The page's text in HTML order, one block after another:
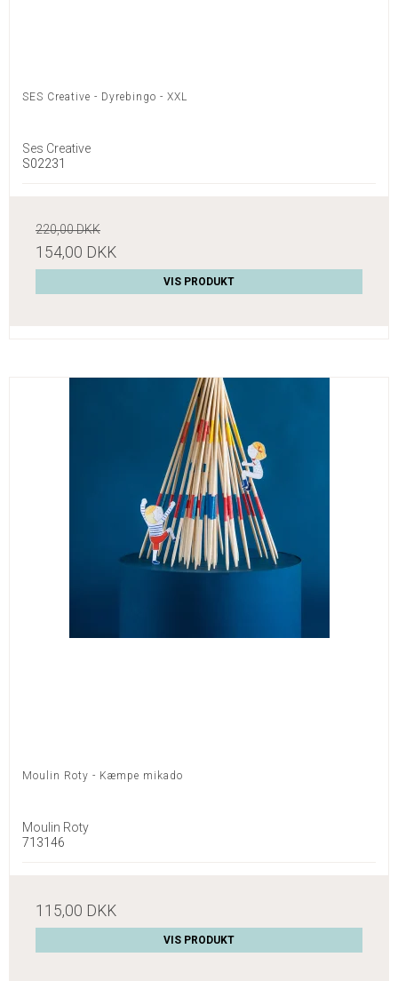
SES Creative - Dyrebingo - XXL
Ses Creative
S02231
220,00 DKK
154,00 DKK
VIS PRODUKT
Moulin Roty - Kæmpe mikado
Moulin Roty
713146
115,00 DKK
VIS PRODUKT